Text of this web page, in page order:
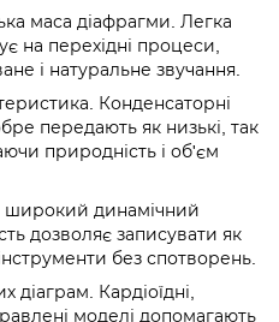
маса діафрагми. Легка
на перехідні процеси,
і натуральне звучання.
Конденсаторні
передають як низькі, так
природність і об'єм
широкий динамічний
дозволяє записувати як
без спотворень.
діаграм. Кардіоїдні,
моделі допомагають